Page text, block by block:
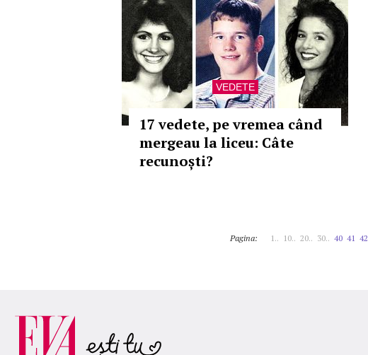
VEDETE
17 vedete, pe vremea când
mergeau la liceu: Câte
recunoști?
Pagina: 1.. 10.. 20.. 30.. 40 41 42